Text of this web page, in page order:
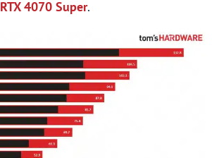
RTX 4070 Super.